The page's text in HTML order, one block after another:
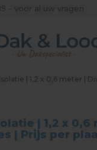
| 1,2 x 0,6 meter |
| 1,2 x 0,6
| Prijs per